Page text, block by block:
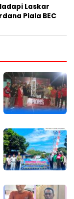
Laskar
Piala BEC